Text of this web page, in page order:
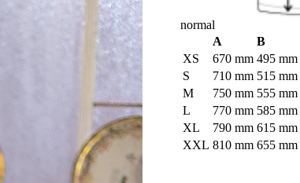
normal
A
B
XS
670 mm 495 mm
S
710 mm 515 mm
M
750 mm 555 mm
L
770 mm 585 mm
XL
790 mm 615 mm
XXL 810 mm 655 mm